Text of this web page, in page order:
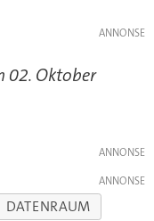
02. Oktober
DATENRAUM